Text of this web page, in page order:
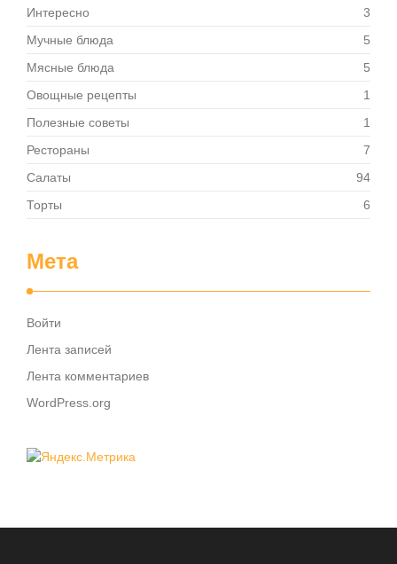
Интересно
3
Мучные блюда
5
Мясные блюда
5
Овощные рецепты
1
Полезные советы
1
Рестораны
7
Салаты
94
Торты
6
Мета
Войти
Лента записей
Лента комментариев
WordPress.org